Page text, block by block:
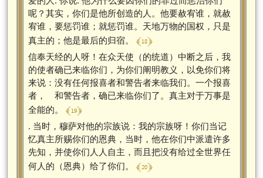
呢？其实，你们是他所创造的人。他要赦宥谁，就赦
宥谁，要惩罚谁；就惩罚谁。天地万物的国权，只是
真主的；他是最后的归宿。 ﴾ 18 ﴿
信奉天经的人呀！在众天使（的统道）中断之后，我
的使者确已来临你们，为你们阐明教义，以免你们将
来说：没有任何报喜者和警告者来临我们。一个报喜
者， 和警告者，确已来临你们了。真主对于万事是
全能的。 ﴾ 19 ﴿
. 当时，穆萨对他的宗族说：我的宗族呀！你们当记
忆真主所赐你们的恩典，当时，他在你们中派遣许多
先知，并使你们人人自主，而且把没有给过全世界任
何人的（恩典）给了你们。 ﴾ 20 ﴿